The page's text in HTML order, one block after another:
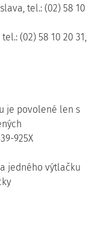
tel.: (02) 58 10
(02) 58 10 20 31,
je povolené len s
925X
jedného výtlačku